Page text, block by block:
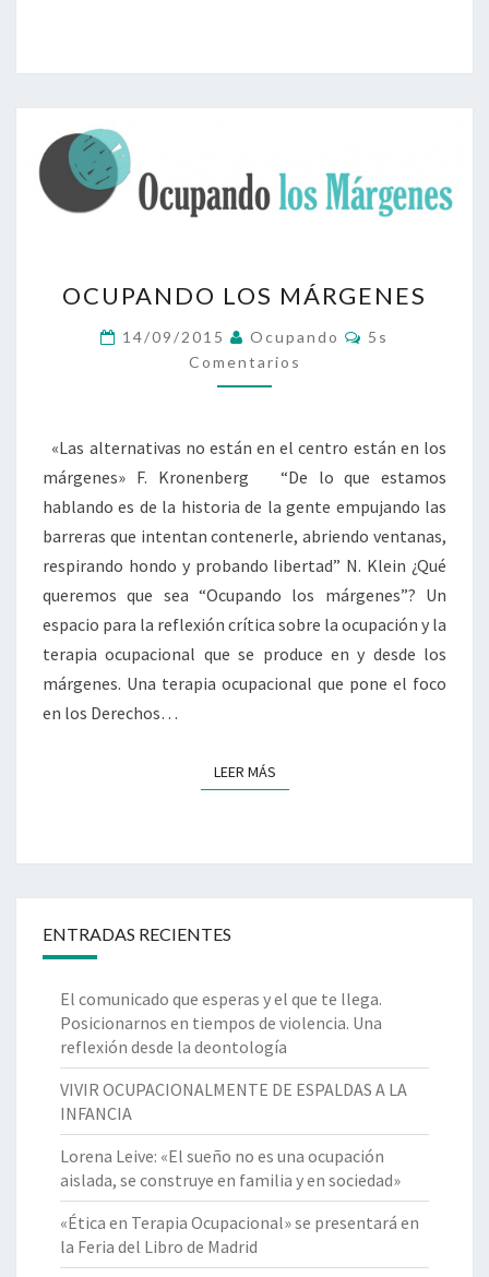
LOS
OCUPANDO LOS MÁRGENES
14/09/2015 Ocupando Comentarios
5s
Comentarios
«Las alternativas no están en el centro están en los
márgenes» F. Kronenberg “De lo que estamos
hablando es de la historia de la gente empujando las
barreras que intentan contenerle, abriendo ventanas,
respirando hondo y probando libertad” N. Klein ¿Qué
queremos que sea “Ocupando los márgenes”? Un
espacio para la reflexión crítica sobre la ocupación y la
terapia ocupacional que se produce en y desde los
márgenes. Una terapia ocupacional que pone el foco
en los Derechos…
LEER MÁSLEER MÁS
ENTRADAS RECIENTES
El comunicado que esperas y el que te llega.
Posicionarnos en tiempos de violencia. Una
reflexión desde la deontología
VIVIR OCUPACIONALMENTE DE ESPALDAS A LA
INFANCIA
Lorena Leive: «El sueño no es una ocupación
aislada, se construye en familia y en sociedad»
«Ética en Terapia Ocupacional» se presentará en
la Feria del Libro de Madrid